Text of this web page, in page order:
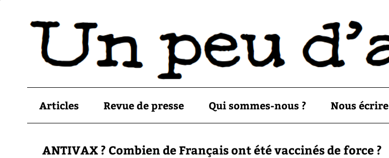
Articles Revue de presse Qui sommes-nous ? Nous écrire
ANTIVAX ? Combien de Français ont été vaccinés de force ?